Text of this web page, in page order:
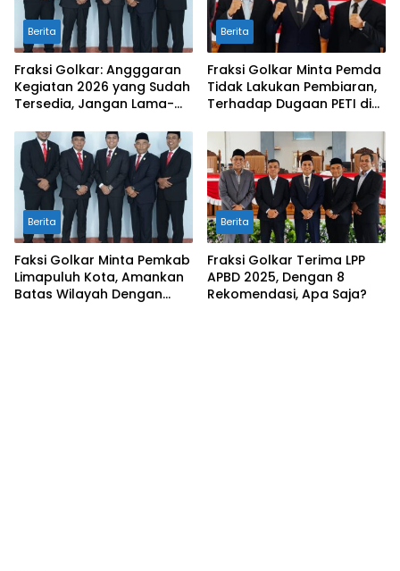
Berita
Fraksi Golkar: Angggaran
Kegiatan 2026 yang Sudah
Tersedia, Jangan Lama-
Daerah
Berita
Fraksi Golkar Minta Pemda
Tidak Lakukan Pembiaran,
Terhadap Dugaan PETI di
Berita
Faksi Golkar Minta Pemkab
Limapuluh Kota, Amankan
Batas Wilayah Dengan
Berita
Fraksi Golkar Terima LPP
APBD 2025, Dengan 8
Rekomendasi, Apa Saja?